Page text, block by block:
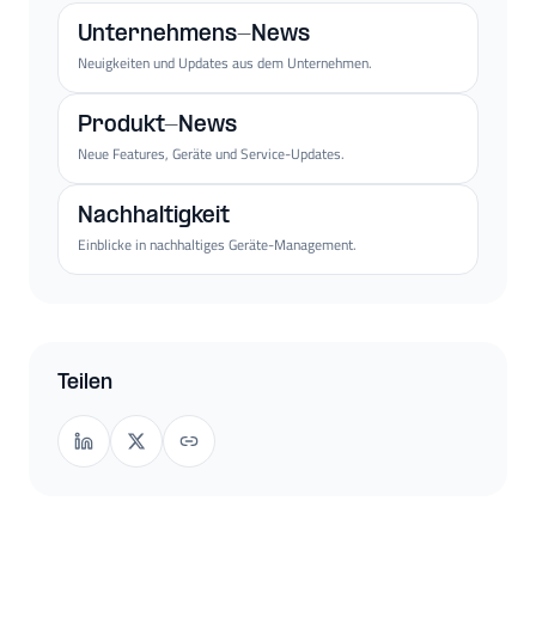
Unternehmens-News
Neuigkeiten und Updates aus dem Unternehmen.
Produkt-News
Neue Features, Geräte und Service-Updates.
Nachhaltigkeit
Einblicke in nachhaltiges Geräte-Management.
Teilen